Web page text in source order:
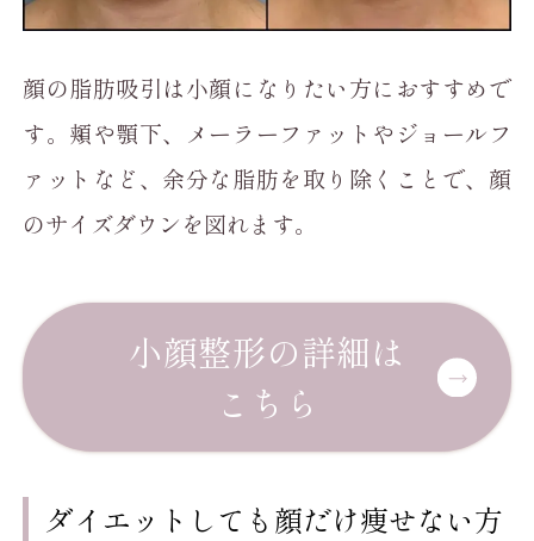
顔の脂肪吸引は小顔になりたい方におすすめで
す。頬や顎下、メーラーファットやジョールフ
ァットなど、余分な脂肪を取り除くことで、顔
のサイズダウンを図れます。
小顔整形の詳細は
こちら
ダイエットしても顔だけ痩せない方